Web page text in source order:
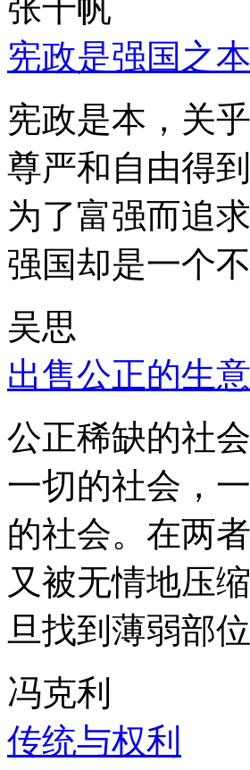
张千帆
宪政是强国之本
宪政是本，关
尊严和自由得
为了富强而追
强国却是一个
吴思
出售公正的生意
公正稀缺的社
一切的社会，
的社会。在两
又被无情地压
旦找到薄弱部
冯克利
传统与权利